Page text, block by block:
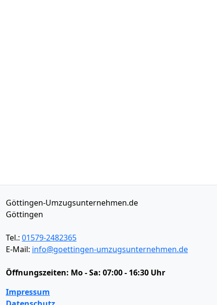
Göttingen-Umzugsunternehmen.de
Göttingen
Tel.: 01579-2482365
E-Mail: info@goettingen-umzugsunternehmen.de
Öffnungszeiten: Mo - Sa: 07:00 - 16:30 Uhr
Impressum